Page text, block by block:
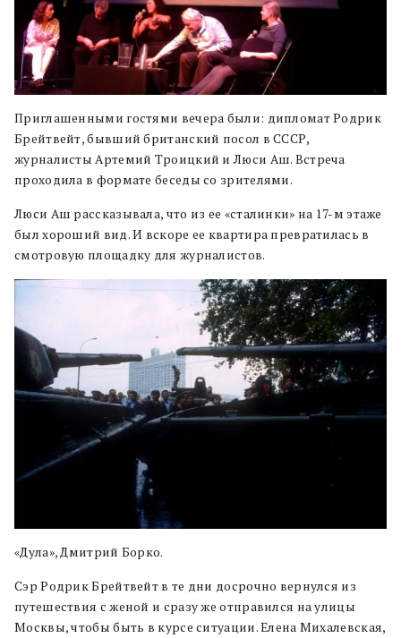
Приглашенными гостями вечера были: дипломат Родрик
Брейтвейт, бывший британский посол в СССР,
журналисты Артемий Троицкий и Люси Аш. Встреча
проходила в формате беседы со зрителями.
Люси Аш рассказывала, что из ее «сталинки» на 17-м этаже
был хороший вид. И вскоре ее квартира превратилась в
смотровую площадку для журналистов.
«Дула», Дмитрий Борко.
Сэр Родрик Брейтвейт в те дни досрочно вернулся из
путешествия с женой и сразу же отправился на улицы
Москвы, чтобы быть в курсе ситуации. Елена Михалевская,